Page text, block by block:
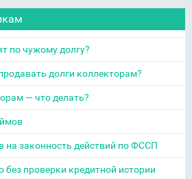
по чужому долгу?
долги коллекторам?
— что делать?
на законность действий по ФССП
без проверки кредитной истории